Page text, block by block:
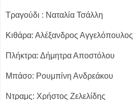
Τραγούδι : Ναταλία Τσάλλη
Κιθάρα: Αλέξανδρος Αγγελόπουλος
Πλήκτρα: Δήμητρα Αποστόλου
Μπάσο: Ρουμπίνη Ανδρεάκου
Ντραμς: Χρήστος Ζελελίδης